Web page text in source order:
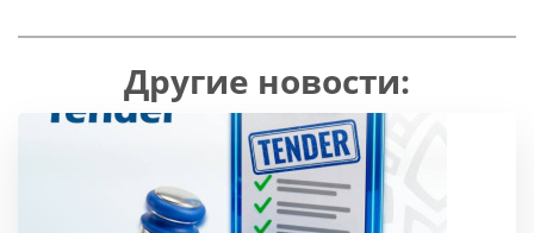
Другие новости: